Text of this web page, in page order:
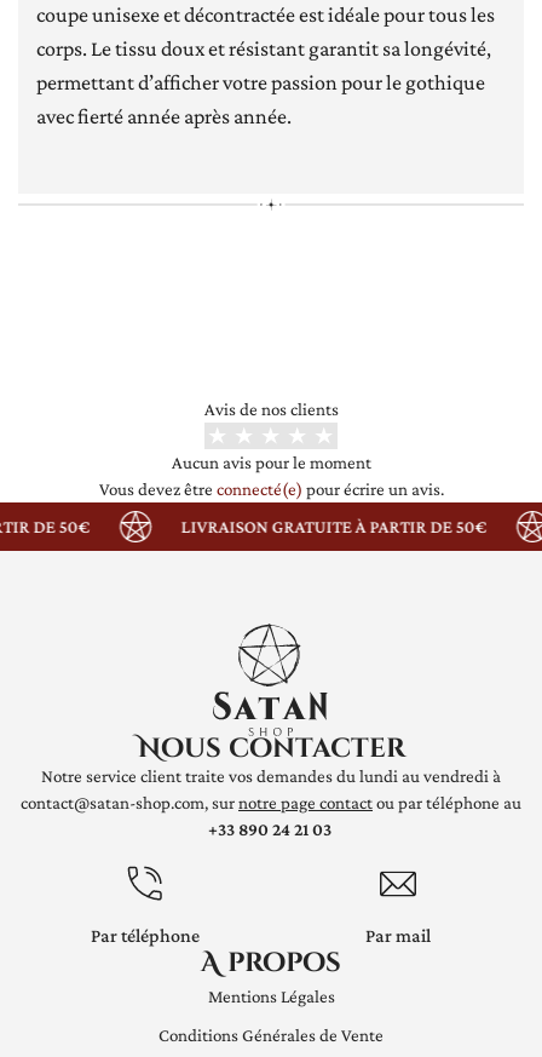
coupe unisexe et décontractée est idéale pour tous les
corps. Le tissu doux et résistant garantit sa longévité,
permettant d’afficher votre passion pour le gothique
avec fierté année après année.
Avis de nos clients
Aucun avis pour le moment
Vous devez être connecté(e) pour écrire un avis.
DE 50€
LIVRAISON GRATUITE À PARTIR DE 50€
Nous contacter
Notre service client traite vos demandes du lundi au vendredi à
contact@satan-shop.com, surnotre page contactou par téléphone au
+33 890 24 21 03
Par téléphone Par mail
A propos
Mentions Légales
Conditions Générales de Vente